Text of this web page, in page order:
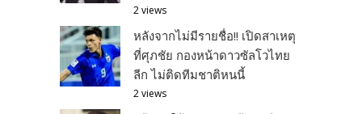
2 views
หลังจากไม่มีรายชื่อ!! เปิดสาเหตุ
ที่ศุภชัย กองหน้าดาวซัลโวไทย
ลีก ไม่ติดทีมชาติหนนี้
2 views